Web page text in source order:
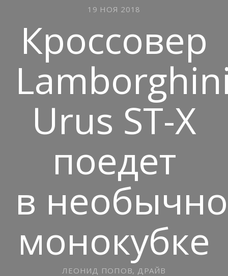
19 НОЯ 2018
Кроссовер
Urus ST-X
поедет
в
монокубке
ЛЕОНИД ПОПОВ, ДРАЙВ